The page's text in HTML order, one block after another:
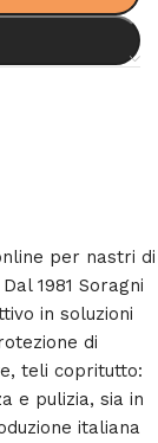
per nastri di
1981 Soragni
in soluzioni
di
teli copritutto:
e pulizia, sia in
italiana